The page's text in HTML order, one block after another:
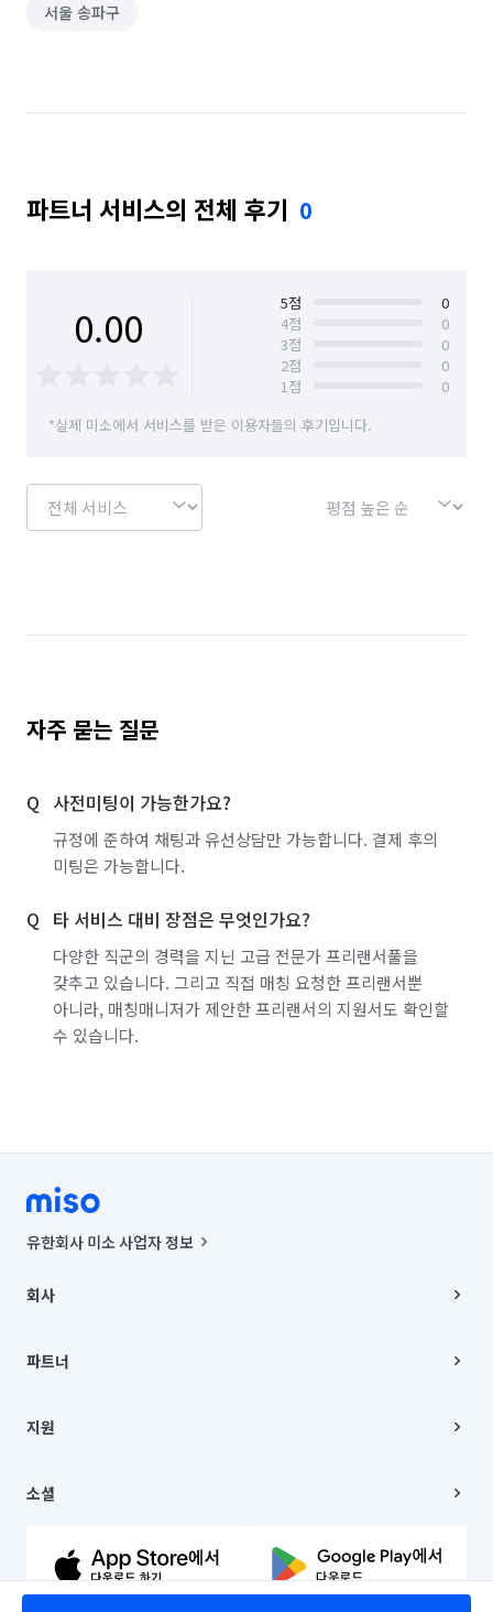
서울 송파구
파트너 서비스의 전체 후기 0
0.00 5점
0
4점
0
3점
0
2점
0
1점
0
*실제 미소에서 서비스를 받은 이용자들의 후기입니다.
자주 묻는 질문
사전미팅이 가능한가요?
규정에 준하여 채팅과 유선상담만 가능합니다. 결제 후의
미팅은 가능합니다.
타 서비스 대비 장점은 무엇인가요?
다양한 직군의 경력을 지닌 고급 전문가 프리랜서풀을
갖추고 있습니다. 그리고 직접 매칭 요청한 프리랜서뿐
아니라, 매칭매니저가 제안한 프리랜서의 지원서도 확인할
수 있습니다.
유한회사 미소 사업자 정보
00019 |
주소 | 본사: 서울특별시 종로구 율곡로 6(중학동, 트윈트리빌딩) B동 5층
컨택센터 : 서울특별시 종로구 수송동 율곡로 24, 7층, 8층 미소
상품, 상품정보, 거래에 관한 의무와 책임은 거래당사자에게 있습니다.
언론 보도 관련 문의:
© 유한회사 미소. Miso, Inc. All Rights Reserved.
회사
채용
파트너
이사
지원
이용약관
문의하기
소셜
유튜브